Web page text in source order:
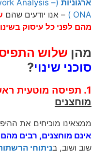
ארגוניות Analysis –
ONA)
– אנו יודעים שהם
מהם לפני כל עיסוק ב
מהן שלוש
סוכני שינוי?
1. תפיסה מוטעית ראשונה:
מוחצנים
ממצאינו מוכיחים את
אינם מוחצנים, רבים
שוב ושוב, בניתוחי